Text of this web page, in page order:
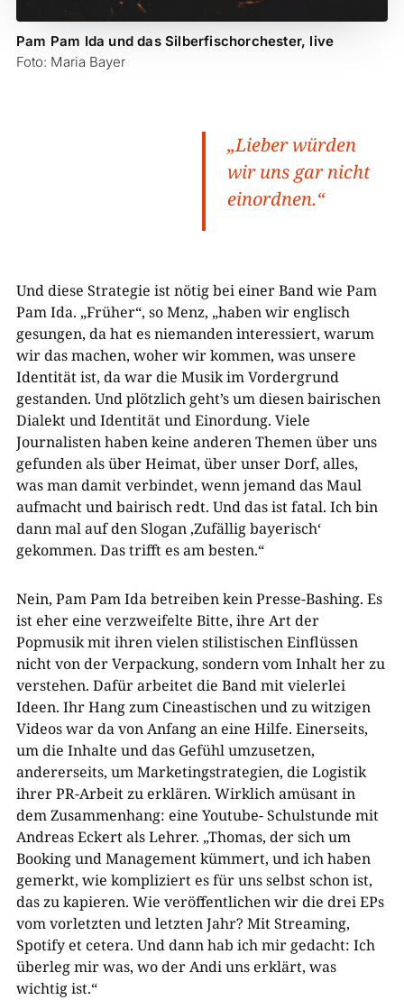
Pam Pam Ida und das Silberfischorchester, live
Foto: Maria Bayer
„Lieber würden
wir uns gar nicht
einordnen.“
Und diese Strategie ist nötig bei einer Band wie Pam
Pam Ida. „Früher“, so Menz, „haben wir englisch
gesungen, da hat es niemanden interessiert, warum
wir das machen, woher wir kommen, was unsere
Identität ist, da war die Musik im Vordergrund
gestanden. Und plötzlich geht’s um diesen bairischen
Dialekt und Identität und Einordung. Viele
Journalisten haben keine anderen Themen über uns
gefunden als über Heimat, über unser Dorf, alles,
was man damit verbindet, wenn jemand das Maul
aufmacht und bairisch redt. Und das ist fatal. Ich bin
dann mal auf den Slogan ‚Zufällig bayerisch‘
gekommen. Das trifft es am besten.“
Nein, Pam Pam Ida betreiben kein Presse-Bashing. Es
ist eher eine verzweifelte Bitte, ihre Art der
Popmusik mit ihren vielen stilistischen Einflüssen
nicht von der Verpackung, sondern vom Inhalt her zu
verstehen. Dafür arbeitet die Band mit vielerlei
Ideen. Ihr Hang zum Cineastischen und zu witzigen
Videos war da von Anfang an eine Hilfe. Einerseits,
um die Inhalte und das Gefühl umzusetzen,
andererseits, um Marketingstrategien, die Logistik
ihrer PR-Arbeit zu erklären. Wirklich amüsant in
dem Zusammenhang: eine Youtube- Schulstunde mit
Andreas Eckert als Lehrer. „Thomas, der sich um
Booking und Management kümmert, und ich haben
gemerkt, wie kompliziert es für uns selbst schon ist,
das zu kapieren. Wie veröffentlichen wir die drei EPs
vom vorletzten und letzten Jahr? Mit Streaming,
Spotify et cetera. Und dann hab ich mir gedacht: Ich
überleg mir was, wo der Andi uns erklärt, was
wichtig ist.“